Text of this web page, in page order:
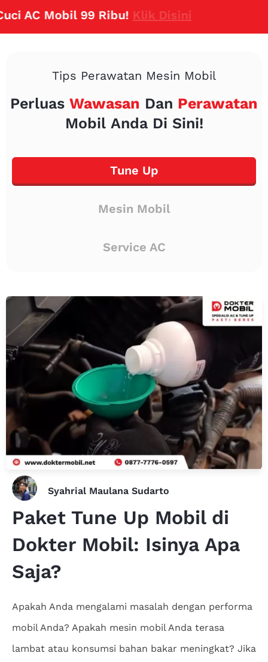
Mobil 99 Ribu!Klik Disini
Tips Perawatan Mesin Mobil
Perluas Wawasan Dan Perawatan
Mobil Anda Di Sini!
Tune Up
Mesin Mobil
Service AC
Syahrial Maulana Sudarto
Paket Tune Up Mobil di
Dokter Mobil: Isinya Apa
Saja?
Apakah Anda mengalami masalah dengan performa
mobil Anda? Apakah mesin mobil Anda terasa
lambat atau konsumsi bahan bakar meningkat? Jika